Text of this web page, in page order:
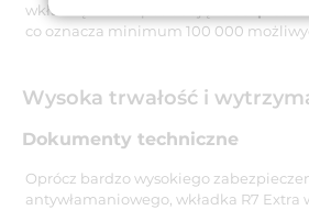
wkładką klucze posiadają
co oznacza minimum 100 000
Wysoka trwałość i
Dokumenty techniczne
Oprócz bardzo wysokiego
antywłamaniowego, wkładka R7 Extra